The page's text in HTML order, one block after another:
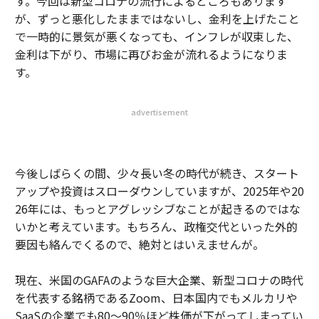
が、ずっと悪化したままではないし、金利を上げたこと
で一時的に景気が悪くなっても、インフレが収束した、
金利は下がり、市場に再びお金が流れるようになりま
す。
advertisement
今後しばらくの間、少々長い冬の時代が続き、スタート
アップや投資はスローダウンしていますが、2025年や20
26年には、もっとアグレッシブなことが起きるのではな
いかと考えています。もちろん、政権交代といった外的
要因も絡んでくるので、絶対とはいえませんが。
現在、米国のGAFAのような巨大企業、新型コロナの時代
を代表する銘柄であるZoom、日本国内でもメルカリや
SaaSの企業でも80〜90％ほど株価が下がってしまってい